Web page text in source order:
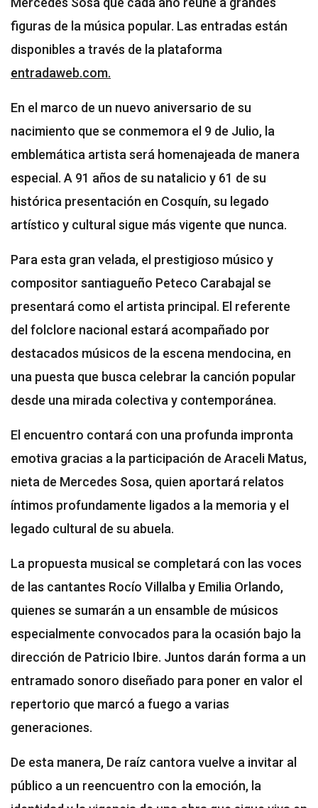
figuras de la música popular. Las entradas están
disponibles a través de la plataforma
entradaweb.com.
En el marco de un nuevo aniversario de su
nacimiento que se conmemora el 9 de Julio, la
emblemática artista será homenajeada de manera
especial. A 91 años de su natalicio y 61 de su
histórica presentación en Cosquín, su legado
artístico y cultural sigue más vigente que nunca.
Para esta gran velada, el prestigioso músico y
compositor santiagueño Peteco Carabajal se
presentará como el artista principal. El referente
del folclore nacional estará acompañado por
destacados músicos de la escena mendocina, en
una puesta que busca celebrar la canción popular
desde una mirada colectiva y contemporánea.
El encuentro contará con una profunda impronta
emotiva gracias a la participación de Araceli Matus,
nieta de Mercedes Sosa, quien aportará relatos
íntimos profundamente ligados a la memoria y el
legado cultural de su abuela.
La propuesta musical se completará con las voces
de las cantantes Rocío Villalba y Emilia Orlando,
quienes se sumarán a un ensamble de músicos
especialmente convocados para la ocasión bajo la
dirección de Patricio Ibire. Juntos darán forma a un
entramado sonoro diseñado para poner en valor el
repertorio que marcó a fuego a varias
generaciones.
De esta manera, De raíz cantora vuelve a invitar al
público a un reencuentro con la emoción, la